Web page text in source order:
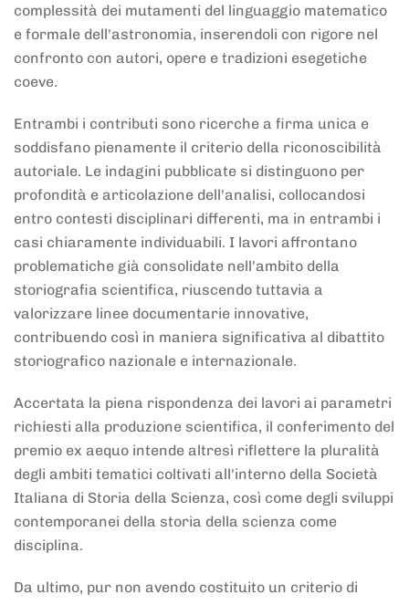
complessità dei mutamenti del linguaggio matematico
e formale dell'astronomia, inserendoli con rigore nel
confronto con autori, opere e tradizioni esegetiche
coeve.
Entrambi i contributi sono ricerche a firma unica e
soddisfano pienamente il criterio della riconoscibilità
autoriale. Le indagini pubblicate si distinguono per
profondità e articolazione dell'analisi, collocandosi
entro contesti disciplinari differenti, ma in entrambi i
casi chiaramente individuabili. I lavori affrontano
problematiche già consolidate nell'ambito della
storiografia scientifica, riuscendo tuttavia a
valorizzare linee documentarie innovative,
contribuendo così in maniera significativa al dibattito
storiografico nazionale e internazionale.
Accertata la piena rispondenza dei lavori ai parametri
richiesti alla produzione scientifica, il conferimento del
premio ex aequo intende altresì riflettere la pluralità
degli ambiti tematici coltivati all'interno della Società
Italiana di Storia della Scienza, così come degli sviluppi
contemporanei della storia della scienza come
disciplina.
Da ultimo, pur non avendo costituito un criterio di